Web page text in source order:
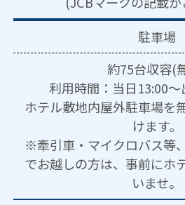
駐車場
約75台収容(
利用時間：当日13:00～
ホテル敷地内屋外駐車場を
けます。
※牽引車・マイクロバス等
でお越しの方は、事前にホ
いませ。